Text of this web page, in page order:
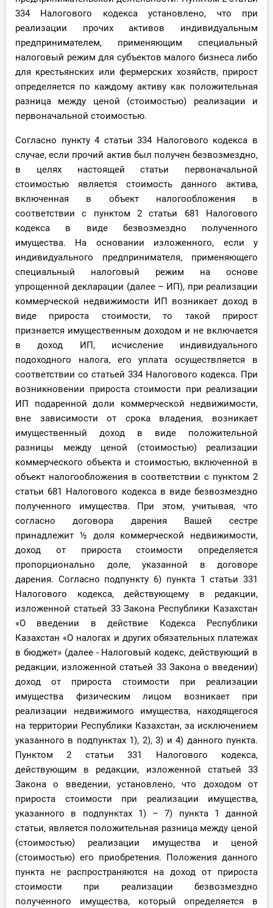
334 Налогового кодекса установлено, что при
реализации прочих активов индивидуальным
предпринимателем, применяющим специальный
налоговый режим для субъектов малого бизнеса либо
для крестьянских или фермерских хозяйств, прирост
определяется по каждому активу как положительная
разница между ценой (стоимостью) реализации и
первоначальной стоимостью.
Согласно пункту 4 статьи 334 Налогового кодекса в
случае, если прочий актив был получен безвозмездно,
в целях настоящей статьи первоначальной
стоимостью является стоимость данного актива,
включенная в объект налогообложения в
соответствии с пунктом 2 статьи 681 Налогового
кодекса в виде безвозмездно полученного
имущества. На основании изложенного, если у
индивидуального предпринимателя, применяющего
специальный налоговый режим на основе
упрощенной декларации (далее – ИП), при реализации
коммерческой недвижимости ИП возникает доход в
виде прироста стоимости, то такой прирост
признается имущественным доходом и не включается
в доход ИП, исчисление индивидуального
подоходного налога, его уплата осуществляется в
соответствии со статьей 334 Налогового кодекса. При
возникновении прироста стоимости при реализации
ИП подаренной доли коммерческой недвижимости,
вне зависимости от срока владения, возникает
имущественный доход в виде положительной
разницы между ценой (стоимостью) реализации
коммерческого объекта и стоимостью, включенной в
объект налогообложения в соответствии с пунктом 2
статьи 681 Налогового кодекса в виде безвозмездно
полученного имущества. При этом, учитывая, что
согласно договора дарения Вашей сестре
принадлежит ½ доля коммерческой недвижимости,
доход от прироста стоимости определяется
пропорционально доле, указанной в договоре
дарения. Согласно подпункту 6) пункта 1 статьи 331
Налогового кодекса, действующему в редакции,
изложенной статьей 33 Закона Республики Казахстан
«О введении в действие Кодекса Республики
Казахстан «О налогах и других обязательных платежах
в бюджет» (далее - Налоговый кодекс, действующий в
редакции, изложенной статьей 33 Закона о введении)
доход от прироста стоимости при реализации
имущества физическим лицом возникает при
реализации недвижимого имущества, находящегося
на территории Республики Казахстан, за исключением
указанного в подпунктах 1), 2), 3) и 4) данного пункта.
Пунктом 2 статьи 331 Налогового кодекса,
действующим в редакции, изложенной статьей 33
Закона о введении, установлено, что доходом от
прироста стоимости при реализации имущества,
указанного в подпунктах 1) – 7) пункта 1 данной
статьи, является положительная разница между ценой
(стоимостью) реализации имущества и ценой
(стоимостью) его приобретения. Положения данного
пункта не распространяются на доход от прироста
стоимости при реализации безвозмездно
полученного имущества, который определяется в